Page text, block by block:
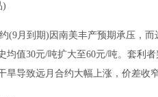
)
(9月到期)因南美丰产预期承压，
均值30元/吨扩大至60元/吨。套利
旱导致远月合约大幅上涨，价差收